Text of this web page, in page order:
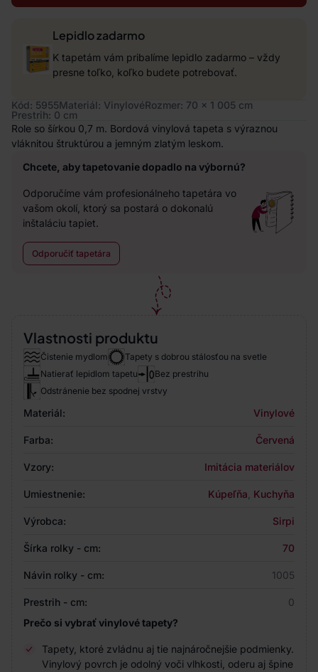
Lepidlo zadarmo
K tapetám vám pribalíme lepidlo zadarmo – vždy
presne toľko, koľko budete potrebovať.
Kód: 5955Materiál: VinylovéRozmer: 70 x 1 005 cm
Prestrih: 0 cm
Role so šírkou 0,7 m. Bordová vinylová tapeta s výraznou
vláknitou štruktúrou a jemným zlatým leskom.
Chcete, aby tapetovanie dopadlo na výbornú?
Odporučíme vám profesionálneho tapetára vo
vašom okolí, ktorý sa postará o dokonalú
inštaláciu tapiet.
Odporučiť tapetára
Vlastnosti produktu
Čistenie mydlom
Tapety s dobrou stálosťou na svetle
Natierať lepidlom tapetu
Bez prestrihu
Odstránenie bez spodnej vrstvy
Materiál: Vinylové
Farba: Červená
Vzory: Imitácia materiálov
Umiestnenie: Kúpeľňa Kuchyňa
Výrobca: Sirpi
Šírka rolky - cm: 70
Návin rolky - cm: 1005
Prestrih - cm:
0
Prečo si vybrať vinylové tapety?
Tapety, ktoré zvládnu aj tie najnáročnejšie podmienky.
Vinylový povrch je odolný voči vlhkosti, oderu aj špine